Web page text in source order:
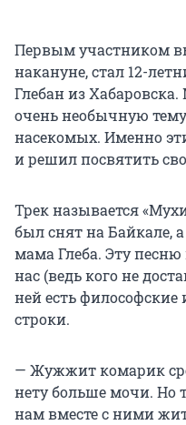
Первым участником
накануне, стал 12-
Глебан из
очень необычную
насекомых. Именно
и решил посвятить
Трек называется
был снят на Байкале,
мама Глеба. Эту
нас (ведь кого не
ней есть
строки.
— Жужжит комарик
нету больше мочи. Но
нам вместе с ними